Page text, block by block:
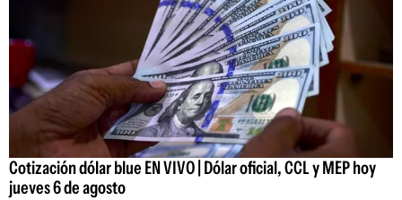
Cotización dólar blue EN VIVO | Dólar oficial, CCL y MEP hoy
jueves 6 de agosto